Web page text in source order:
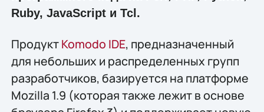
Ruby, JavaScript и Tcl.
ПродуктKomodo IDE, предназначенный
для небольших и распределенных групп
разработчиков, базируется на платформе
Mozilla 1.9 (которая также лежит в основе